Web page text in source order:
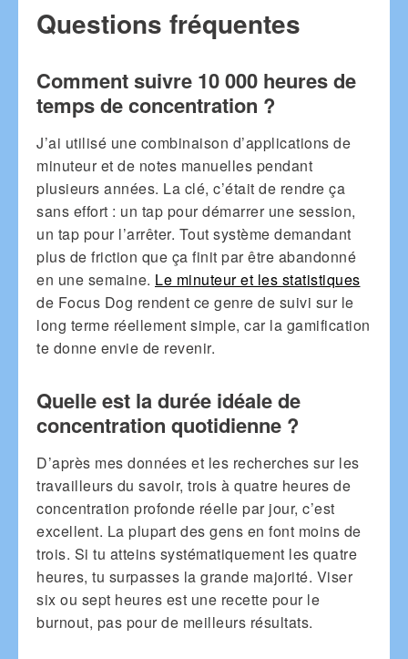
Questions fréquentes
Comment suivre 10 000 heures de
temps de concentration ?
J’ai utilisé une combinaison d’applications de
minuteur et de notes manuelles pendant
plusieurs années. La clé, c’était de rendre ça
sans effort : un tap pour démarrer une session,
un tap pour l’arrêter. Tout système demandant
plus de friction que ça finit par être abandonné
en une semaine. Le minuteur et les statistiques
de Focus Dog rendent ce genre de suivi sur le
long terme réellement simple, car la gamification
te donne envie de revenir.
Quelle est la durée idéale de
concentration quotidienne ?
D’après mes données et les recherches sur les
travailleurs du savoir, trois à quatre heures de
concentration profonde réelle par jour, c’est
excellent. La plupart des gens en font moins de
trois. Si tu atteins systématiquement les quatre
heures, tu surpasses la grande majorité. Viser
six ou sept heures est une recette pour le
burnout, pas pour de meilleurs résultats.